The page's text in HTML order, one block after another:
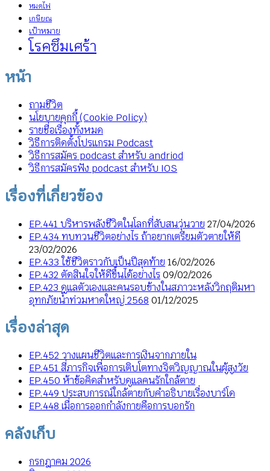
หมดไฟ
เกษียณ
เป้าหมาย
โรคซึมเศร้า
หน้า
ถามชีวิต
นโยบายคุกกี้ (Cookie Policy)
รายชื่อเรื่องทั้งหมด
วิธีการติดตั้งโปรแกรม Podcast
วิธีการสมัคร podcast สำหรับ andriod
วิธีการสมัครฟัง podcast สำหรับ IOS
เรื่องที่เกี่ยวข้อง
EP.441 บริหารพลังชีวิตในโลกที่สับสนวุ่นวาย 27/04/2026
EP.434 ทบทวนชีวิตอย่างไร ถ้าอยากเตรียมตัวตายให้ดี
23/02/2026
EP.433 ใช้ชีวิตราวกับเป็นปีสุดท้าย 16/02/2026
EP.432 ตัดสินใจให้ดีขึ้นได้อย่างไร09/02/2026
EP.423 ดูแลตัวเองและคนรอบข้างในสภาวะหลังวิกฤติมหา
อุทกภัยน้ำท่วมหาดใหญ่ 2568 01/12/2025
เรื่องล่าสุด
EP.452 วางแผนชีวิตและการเงินจากภายใน
EP.451 สี่ภารกิจเพื่อการเติบโตทางจิตวิญญาณในผู้สูงวัย
EP.450 ห้าข้อคิดสำหรับดูแลคนรักใกล้ตาย
EP.449 ประสบการณ์ใกล้ตายกับคำอธิบายเรื่องบาร์โด
EP.448 เมื่อการออกกำลังกายคือการบอกรัก
คลังเก็บ
กรกฎาคม 2026